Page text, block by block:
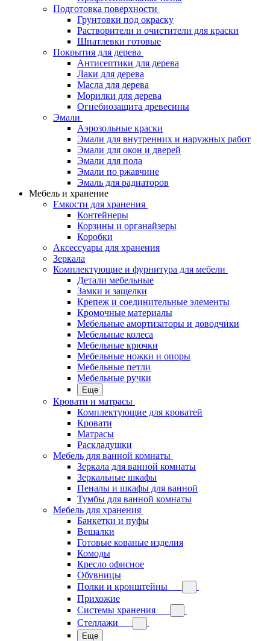
Подготовка поверхности
Грунтовки под окраску
Растворители и очистители для краски
Шпатлевки готовые
Покрытия для дерева
Антисептики для дерева
Лаки для дерева
Масла для дерева
Морилки для дерева
Огнебиозащита древесины
Эмали
Аэрозольные краски
Эмали для внутренних и наружных работ
Эмали для окон и дверей
Эмали для пола
Эмали по ржавчине
Эмаль для радиаторов
Мебель и хранение
Емкости для хранения
Контейнеры
Корзины и органайзеры
Коробки
Аксессуары для хранения
Зеркала
Комплектующие и фурнитура для мебели
Детали мебельные
Замки и защелки
Крепеж и соединительные элементы
Кромочные материалы
Мебельные амортизаторы и доводчики
Мебельные колеса
Мебельные крючки
Мебельные ножки и опоры
Мебельные петли
Мебельные ручки
Еще
Кровати и матрасы
Комплектующие для кроватей
Кровати
Матрасы
Раскладушки
Мебель для ванной комнаты
Зеркала для ванной комнаты
Зеркальные шкафы
Пеналы и шкафы для ванной
Тумбы для ванной комнаты
Мебель для хранения
Банкетки и пуфы
Вешалки
Готовые кованые изделия
Комоды
Кресло офисное
Обувницы
Полки и кронштейны
Прихожие
Системы хранения
Стеллажи
Еще